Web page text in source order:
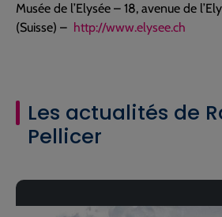
Musée de l’Elysée – 18, avenue de
(Suisse) – http://www.elysee.ch
Les actualités de
Pellicer